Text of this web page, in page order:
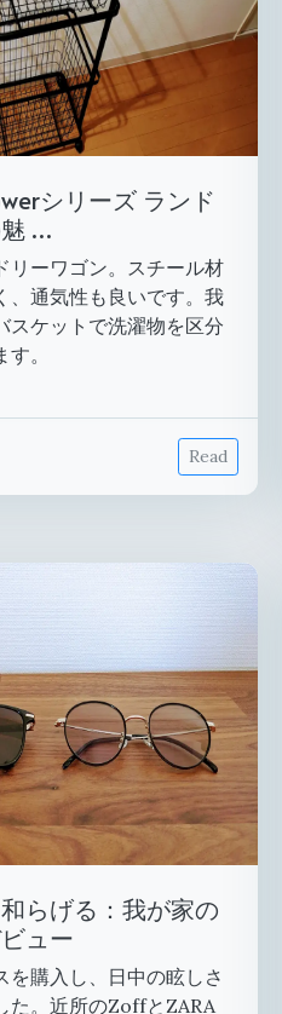
シリーズ ランド
…
リーワゴン。スチール材
、通気性も良いです。我
スケットで洗濯物を区分
。
Read
らげる：我が家の
ュー
を購入し、日中の眩しさ
た。近所のZoffとZARA